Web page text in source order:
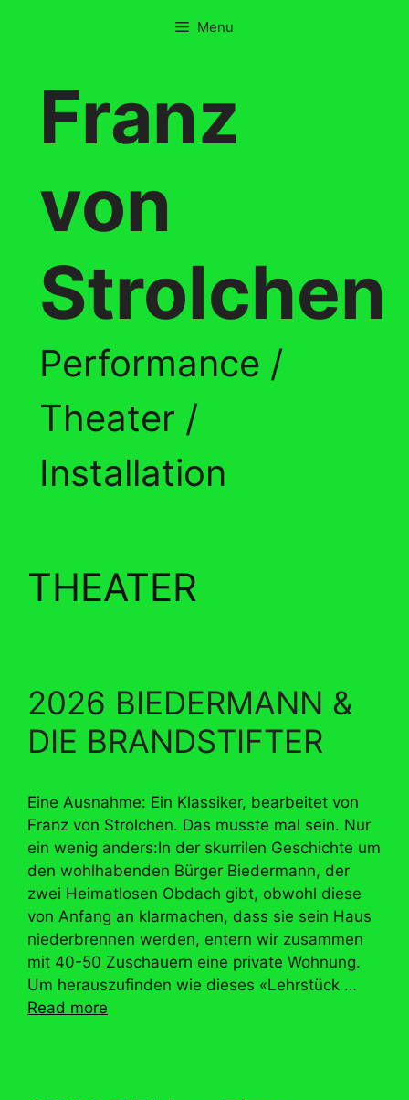
Menu
Franz
von
Strolchen
Performance /
Theater /
Installation
THEATER
2026 BIEDERMANN &
DIE BRANDSTIFTER
Eine Ausnahme: Ein Klassiker, bearbeitet von
Franz von Strolchen. Das musste mal sein. Nur
ein wenig anders:In der skurrilen Geschichte um
den wohlhabenden Bürger Biedermann, der
zwei Heimatlosen Obdach gibt, obwohl diese
von Anfang an klarmachen, dass sie sein Haus
niederbrennen werden, entern wir zusammen
mit 40-50 Zuschauern eine private Wohnung.
Um herauszufinden wie dieses «Lehrstück …
Read more